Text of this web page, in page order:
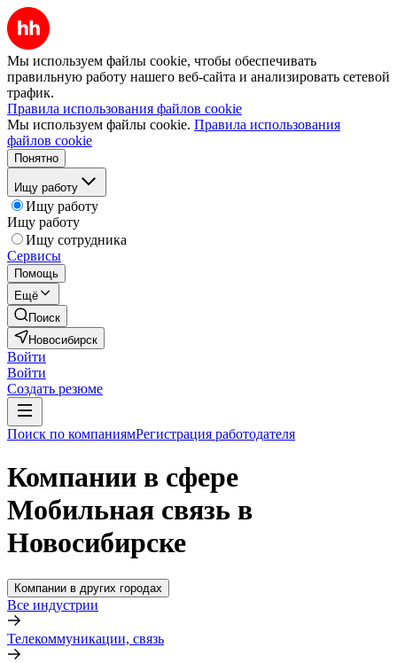
Мы используем файлы cookie, чтобы обеспечивать
правильную работу нашего веб-сайта и анализировать сетевой
трафик.
Правила использования файлов cookie
Мы используем файлы cookie. Правила использования
файлов cookie
Понятно
Ищу работу
Ищу работу
Ищу работу
Ищу сотрудника
Сервисы
Помощь
Ещё
Поиск
Новосибирск
Войти
Войти
Создать резюме
Поиск по компаниямРегистрация работодателя
Компании в сфере
Мобильная связь в
Новосибирске
Компании в других городах
Все индустрии
Телекоммуникации, связь